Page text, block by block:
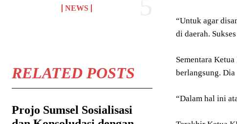
NEWS
RELATED POSTS
Projo Sumsel Sosialisasi
“Untuk agar
di daerah.
Sementara
berlangsung.
“Dalam hal ini